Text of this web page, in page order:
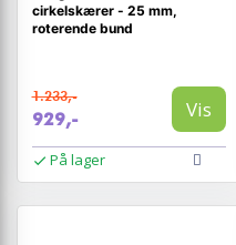
cirkelskærer - 25 mm,
roterende bund
1.233,-
929,- Vis
På lager